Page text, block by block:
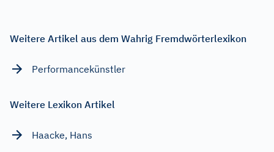
Weitere Artikel aus dem Wahrig Fremdwörterlexikon
Performancekünstler
Weitere Lexikon Artikel
Haacke, Hans